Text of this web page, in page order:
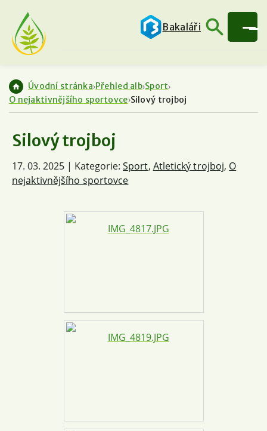
Bakaláři
Úvodní stránka Přehled alb Sport
O nejaktivnějšího sportovce Silový trojboj
Silový trojboj
17. 03. 2025 | Kategorie: Sport, Atletický trojboj, O
nejaktivnějšího sportovce